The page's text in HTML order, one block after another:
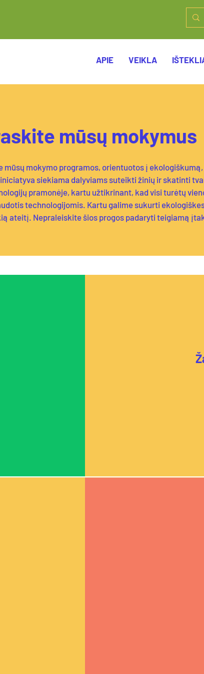
APIE VEIKLA
mūsų mokymus
mūsų mokymo programos, orientuotos į ekologiškumą,
siekiama dalyviams suteikti žinių ir skatinti
pramonėje, kartu užtikrinant, kad visi turėtų
technologijomis. Kartu galime sukurti
ateitį. Nepraleiskite šios progos padaryti teigiamą